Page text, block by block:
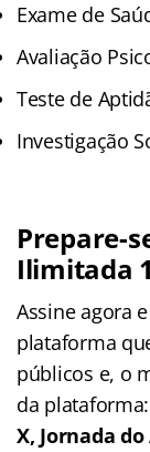
Exame de
Avaliação
Teste de
Investigação
Prepare-
Ilimitada
Assine agora
plataforma
públicos e, o
da plataforma:
X, Jornada